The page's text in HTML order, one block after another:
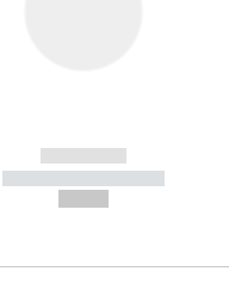
------------
----------- -----------